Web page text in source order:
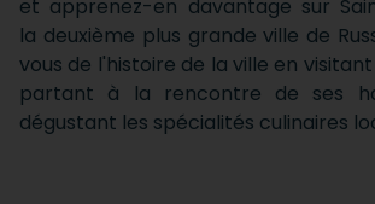
et apprenez-en davantage sur
la deuxième plus grande ville de
vous de l'histoire de la ville en
partant à la rencontre de ses
dégustant les spécialités culinaires